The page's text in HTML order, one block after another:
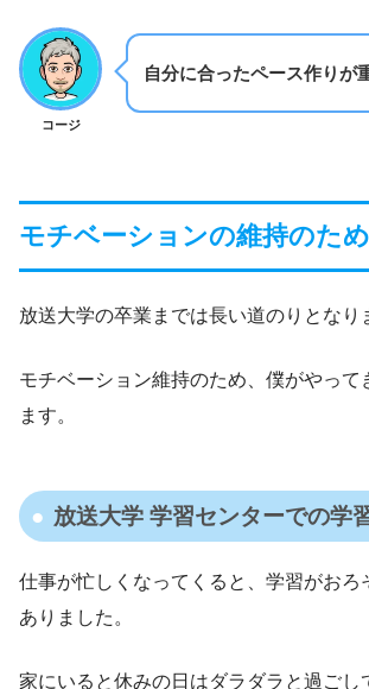
コージ
自分に合ったペース作りが
モチベーションの維持のた
放送大学の卒業までは長い道のりとなり
モチベーション維持のため、僕がやって
ます。
放送大学 学習センターでの学
仕事が忙しくなってくると、学習がおろ
ありました。
家にいると休みの日はダラダラと過ごし